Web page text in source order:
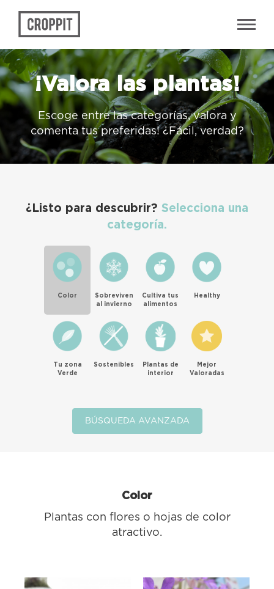
¡Valora las plantas!
Escoge entre las categorías, valora y
comenta tus preferidas! ¿Fácil, verdad?
¿Listo para descubrir? Selecciona una
categoría.
Color
Sobreviven
al invierno
Cultiva tus
alimentos
Healthy
Tu zona
Verde
Sostenibles
Plantas de
interior
Mejor
Valoradas
BÚSQUEDA AVANZADA
Color
Plantas con flores o hojas de color
atractivo.